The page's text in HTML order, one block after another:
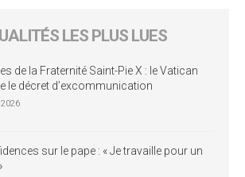
LES PLUS LUES
de la Fraternité Saint-Pie X : le Vatican
le décret d’excommunication
sur le pape : « Je travaille pour un